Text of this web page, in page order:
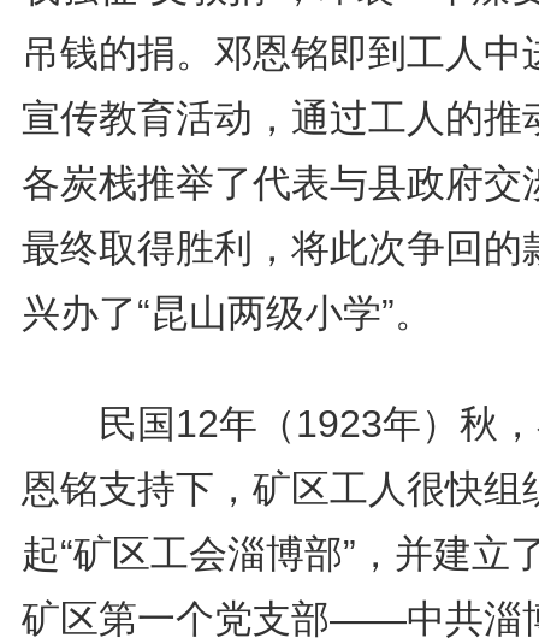
吊钱的捐。邓恩铭即到工人中
宣传教育活动，通过工人的推
各炭栈推举了代表与县政府交
最终取得胜利，将此次争回的
兴办了“昆山两级小学”。
民国12年（1923年）秋，
恩铭支持下，矿区工人很快组
起“矿区工会淄博部”，并建立
矿区第一个党支部——中共淄